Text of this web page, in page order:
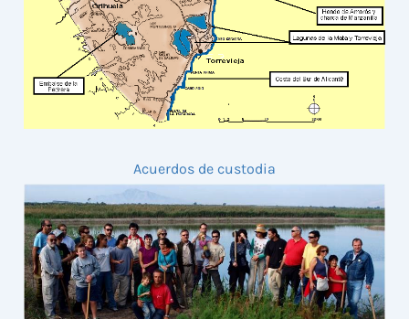
Acuerdos de custodia